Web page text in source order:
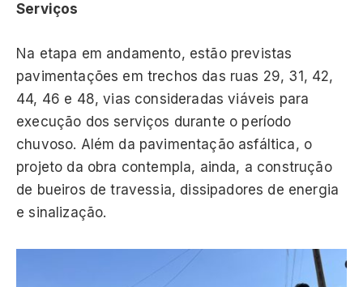
Serviços
Na etapa em andamento, estão previstas
pavimentações em trechos das ruas 29, 31, 42,
44, 46 e 48, vias consideradas viáveis para
execução dos serviços durante o período
chuvoso. Além da pavimentação asfáltica, o
projeto da obra contempla, ainda, a construção
de bueiros de travessia, dissipadores de energia
e sinalização.